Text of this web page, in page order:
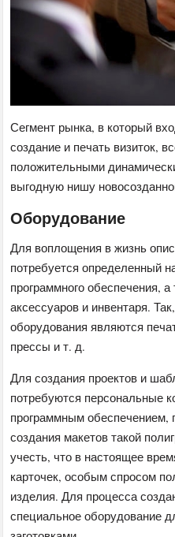
Сегмент рынка, в который
создание и печать визиток,
положительными
выгодную нишу
Оборудование
Для воплощения в жизнь
потребуется определенный
программного обеспечения,
аксессуаров и инвентаря.
оборудования являются
прессы и т. д.
Для создания проектов и
потребуются персональные
программным обеспечением,
создания макетов такой
учесть, что в настоящее
карточек, особым спросом
изделия. Для процесса
специальное оборудование